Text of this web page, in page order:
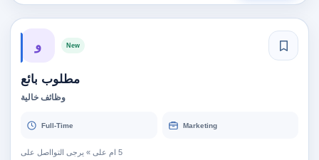
و New
مطلوب بائع
وظائف خالية
Full-Time Marketing